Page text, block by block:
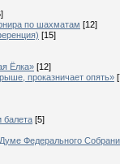
по шахматам [12]
[15]
Ёлка» [12]
проказничает опять»
балета [5]
Федерального